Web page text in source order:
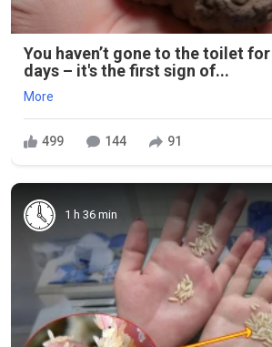
You haven’t gone to the toilet
days – it's the first sign of...
More
499 144 91
1 h 36 min